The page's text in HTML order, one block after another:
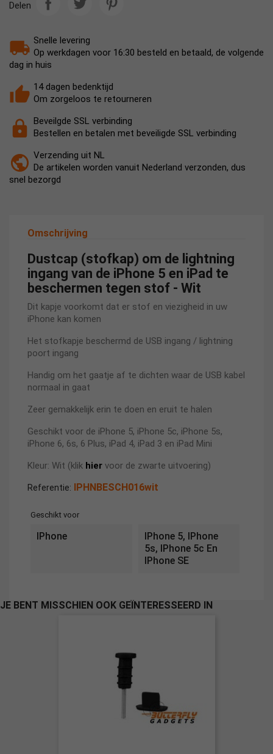
Delen
Snelle levering
Op werkdagen voor 16:30 besteld en betaald, de volgende
dag in huis
14 dagen bedenktijd
Om zorgeloos te retourneren
Beveilgde SSL verbinding
Bestellen en betalen met beveiligde SSL verbinding
Verzending uit NL
De artikelen worden vanuit Nederland verzonden, dus
snel bezorgd
Omschrijving
Dustcap (stofkap) om de lightning
ingang van de iPhone 5 en iPad te
beschermen tegen stof - Wit
Dit kapje voorkomt dat er stof en viezigheid in uw
iPhone kan komen
Het stofkapje beschermd de USB ingang / lightning
poort ingang
Handig om het gaatje af te dichten waar de USB kabel
normaal in gaat
Zeer gemakkelijk erin te doen en eruit te halen
Geschikt voor de iPhone 5, iPhone 5c, iPhone 5s,
iPhone 6, 6s, 6 Plus, iPad 4, iPad 3 en iPad Mini
Kleur: Wit (klik hier voor de zwarte uitvoering)
Referentie: IPHNBESCH016wit
Geschikt voor
IPhone
IPhone 5, IPhone
5s, IPhone 5c En
IPhone SE
JE BENT MISSCHIEN OOK GEÏNTERESSEERD IN